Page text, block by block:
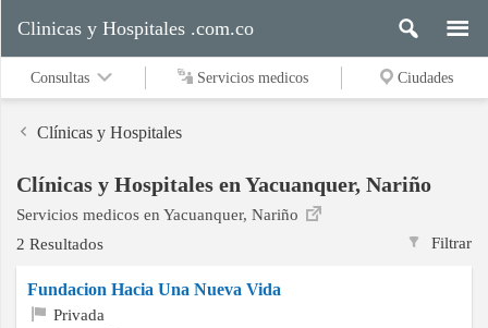
medicos
Ciudades
Clinicas y Hospitales .com.co
Consultas Servicios medicos Ciudades
Clínicas y Hospitales
Clínicas y Hospitales en Yacuanquer, Nariño
Servicios medicos en Yacuanquer, Nariño
Filtrar
2 Resultados
Fundacion Hacia Una Nueva Vida
Privada